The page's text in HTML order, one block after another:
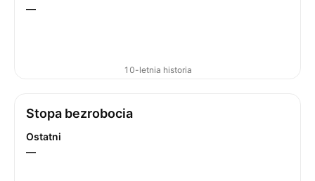
—
10-letnia historia
Stopa bezrobocia
Ostatni
—